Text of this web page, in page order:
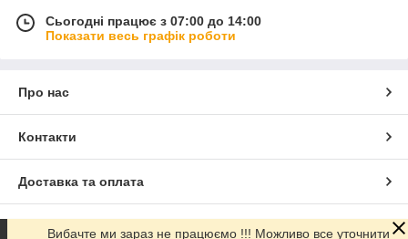
Сьогодні працює з 07:00 до 14:00
Показати весь графік роботи
Про нас
Контакти
Доставка та оплата
Графік роботи
Вибачте ми зараз не працюємо !!! Можливо все уточнити